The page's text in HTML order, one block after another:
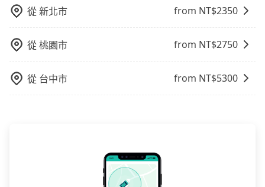
請下車終止行程事小，如果發生意外，保險公司可不予
賠償就事大了。千萬別為了省小錢而把朋友親人的安全
給賭上。通常人數沒有超過10位，建議預約一台九人座
與一台小轎車比較划算，如人數超過12位就一定是叫一
是禁止大客車通行的，建議在預定時最好先與車行或平
從新北市 from NT$2350
從桃園市 from NT$2750
從 台中市 from NT$5300